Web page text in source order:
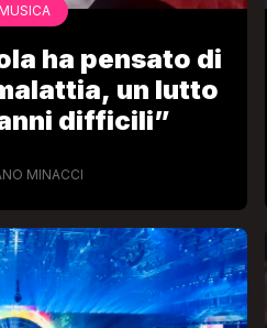
ha pensato di
un lutto
difficili”
MINACCI